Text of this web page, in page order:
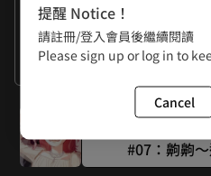
作者的話
謝謝大家
#07：齁齁
提醒 Notice！
請註冊/登入會員後繼續閱讀
Please sign up or log in to
Cancel